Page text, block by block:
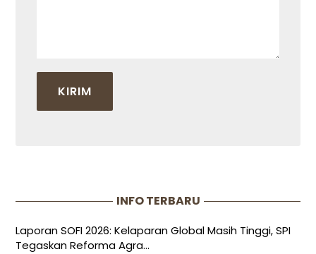
INFO TERBARU
Laporan SOFI 2026: Kelaparan Global Masih Tinggi, SPI
Tegaskan Reforma Agra...